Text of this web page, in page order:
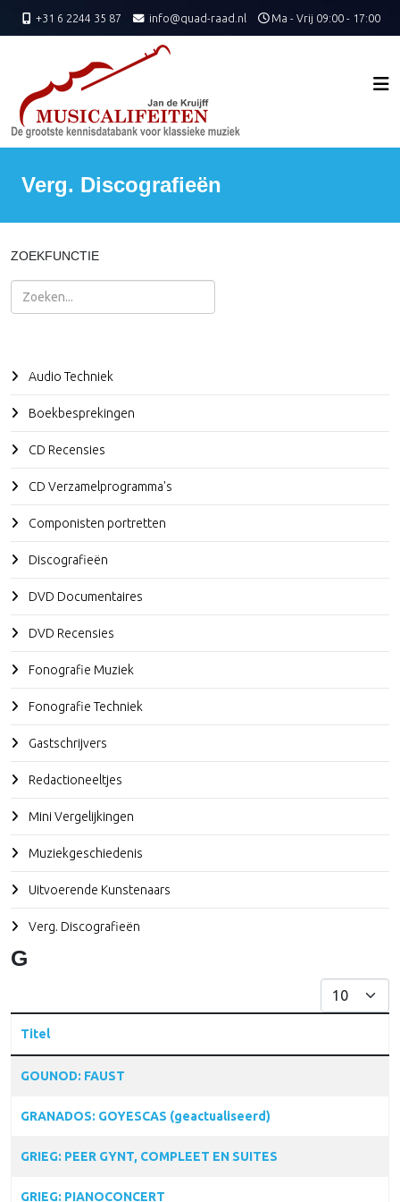
+31 6 2244 35 87 info@quad-raad.nl Ma - Vrij 09:00 - 17:00
Verg. Discografieën
ZOEKFUNCTIE
Zoeken
Audio Techniek
Boekbesprekingen
CD Recensies
CD Verzamelprogramma's
Componisten portretten
Discografieën
DVD Documentaires
DVD Recensies
Fonografie Muziek
Fonografie Techniek
Gastschrijvers
Redactioneeltjes
Mini Vergelijkingen
Muziekgeschiedenis
Uitvoerende Kunstenaars
Verg. Discografieën
G
Toon #
Titel
GOUNOD: FAUST
GRANADOS: GOYESCAS (geactualiseerd)
GRIEG: PEER GYNT, COMPLEET EN SUITES
GRIEG: PIANOCONCERT